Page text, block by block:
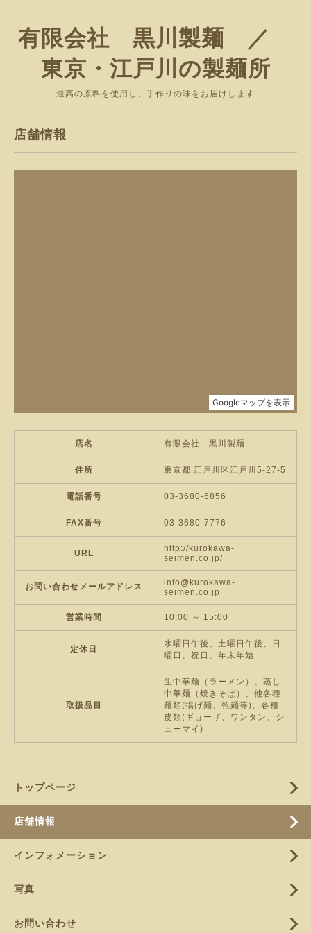
有限会社 黒川製麺 ／
東京・江戸川の製麺所
最高の原料を使用し、手作りの味をお届けします
店舗情報
店名 有限会社 黒川製麺
住所 東京都 江戸川区江戸川5-27-5
電話番号 03-3680-6856
FAX番号 03-3680-7776
URL
http://kurokawa-
seimen.co.jp/
お問い合わせメールアドレス
info@kurokawa-
seimen.co.jp
営業時間 10:00 ～ 15:00
定休日
水曜日午後、土曜日午後、日
曜日、祝日、年末年始
取扱品目
生中華麺（ラーメン）、蒸し
中華麺（焼きそば）、他各種
麺類(揚げ麺、乾麺等)、各種
皮類(ギョーザ、ワンタン、シ
ューマイ)
トップページ
店舗情報
インフォメーション
写真
お問い合わせ